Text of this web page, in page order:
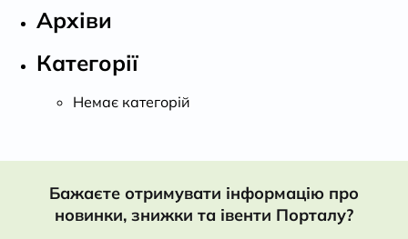
Архіви
Категорії
Немає категорій
Бажаєте отримувати інформацію про
новинки, знижки та івенти Порталу?